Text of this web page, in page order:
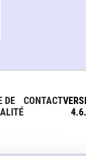
DE
CONTACT